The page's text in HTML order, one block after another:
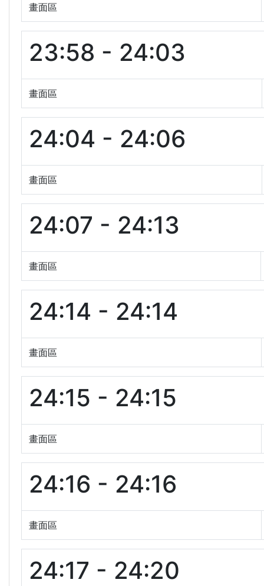
畫面區
23:58 - 24:03
畫面區
24:04 - 24:06
畫面區
24:07 - 24:13
畫面區
24:14 - 24:14
畫面區
24:15 - 24:15
畫面區
24:16 - 24:16
畫面區
24:17 - 24:20